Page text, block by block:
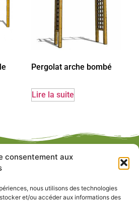
consentement aux
nous utilisons des technologies
et/ou accéder aux informations des
Pergolat arche bombé
Lire la suite